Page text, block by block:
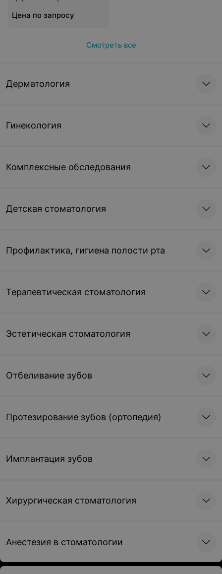
Цена по запросу
Смотреть все
Дерматология
Гинекология
Комплексные обследования
Детская стоматология
Профилактика, гигиена полости рта
Терапевтическая стоматология
Эстетическая стоматология
Отбеливание зубов
Протезирование зубов (ортопедия)
Имплантация зубов
Хирургическая стоматология
Анестезия в стоматологии